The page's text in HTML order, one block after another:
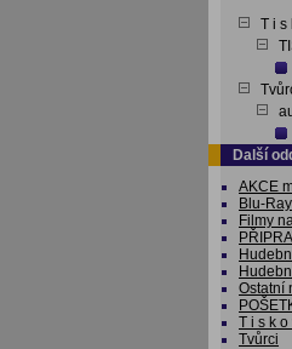
T i s
Další
AKCE
Blu-Ray
Filmy
Ostatní
T i s k o
Tvůrci